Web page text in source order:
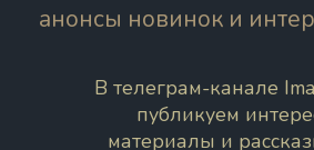
анонсы новинок и
В телеграм-канале
публикуем
материалы и